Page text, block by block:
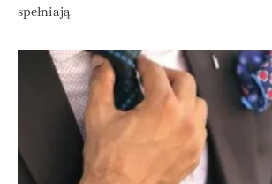
spełniają